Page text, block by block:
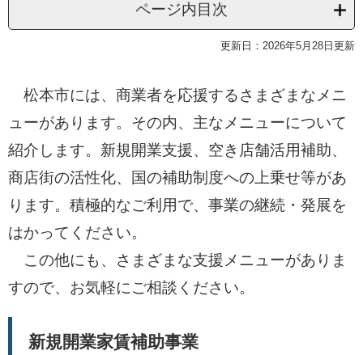
ページ内目次
更新日：2026年5月28日更新
松本市には、商業者を応援するさまざまなメニ
ューがあります。その内、主なメニューについて
紹介します。新規開業支援、空き店舗活用補助、
商店街の活性化、国の補助制度への上乗せ等があ
ります。積極的なご利用で、事業の継続・発展を
はかってください。
この他にも、さまざまな支援メニューがありま
すので、お気軽にご相談ください。
新規開業家賃補助事業